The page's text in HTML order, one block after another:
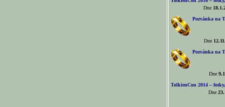
Dne
Pozvánka na
Dne
Pozvánka na
Dne
TolkienCon 2014 –
Dne